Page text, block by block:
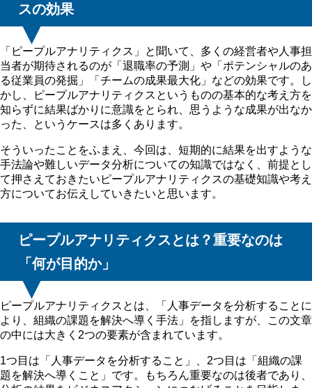
スの効果
「ピープルアナリティクス」と聞いて、多くの経営者や人事担
当者が期待されるのが「退職率の予測」や「ポテンシャルのあ
る従業員の発掘」「チームの成果最大化」などの効果です。し
かし、ピープルアナリティクスというものの基本的な考え方を
知らずに結果ばかりに意識をとられ、思うような成果が出なか
った、というケースは多くあります。
そういったことをふまえ、今回は、短期的に結果を出すような
手法論や難しいデータ分析についての知識ではなく、前提とし
て押さえておきたいピープルアナリティクスの基礎知識や考え
方についてお伝えしていきたいと思います。
ピープルアナリティクスとは？重要なのは
「何が目的か」
ピープルアナリティクスとは、「人事データを分析することに
より、組織の課題を解決へ導く手法」を指しますが、この文章
の中には大きく2つの要素が含まれています。
1つ目は「人事データを分析すること」、2つ目は「組織の課
題を解決へ導くこと」です。もちろん重要なのは後者であり、